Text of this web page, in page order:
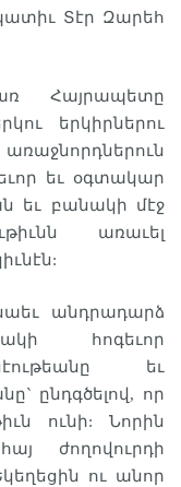
Տէր Զարեհ
Հայրապետը
երկիրներու
եւ օգտակար
եւ բանակի մէջ
առաւել
անդրադարձ
հոգեւոր
եւ
ընդգծելով, որ
ունի: Նորին
ժողովուրդի
ու անոր